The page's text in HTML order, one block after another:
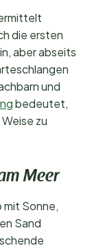
die ersten
aber abseits
und
bedeutet,
zu
Meer
mit Sonne,
Sand